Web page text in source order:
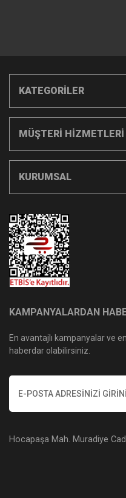
KATEGORİLER
MÜŞTERİ HİZMETLERİ
KURUMSAL
KAMPANYALARDAN
En avantajlı kampanyalar ve
haberdar olabilirsiniz.
Hocapaşa Mah. Muradiye